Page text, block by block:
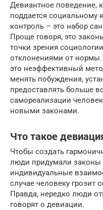
Девиантное поведение,
поддается
контроль – это набор
Проще говоря, это
точки зрения
отклонениями от нормы.
это неэффективный
менять побуждения,
предоставлять больше
самореализации
новыми законами.
Что такое
Чтобы создать
люди придумали законы
индивидуальные
случае человеку грозит
Правда, нередко люди
говорят о девиации.